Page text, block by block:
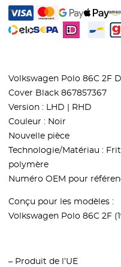
Volkswagen Polo 86C 2F
Cover Black 867857367
Version : LHD | RHD
Couleur : Noir
Nouvelle pièce
Technologie/Matériau :
polymère
Numéro OEM pour
Conçu pour les modèles :
Volkswagen Polo 86C 2F
– Produit de l’UE